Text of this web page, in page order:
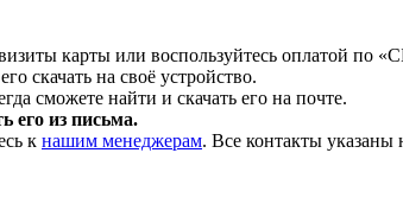
карты или воспользуйтесь оплатой по
скачать на своё устройство.
сможете найти и скачать его на почте.
его из письма.
к нашим менеджерам. Все контакты указаны